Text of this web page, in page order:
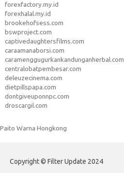
forexfactory.my.id
forexhalal.my.id
brookehofsess.com
bswproject.com
captivedaughtersfilms.com
caraamanaborsi.com
caramenggugurkankandunganherbal.com
centralobatpembesar.com
deleuzecinema.com
dietpillspapa.com
dontgiveuponnpc.com
droscargil.com
Paito Warna Hongkong
Copyright © Filter Update 2024